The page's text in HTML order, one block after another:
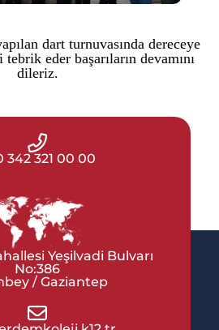
dart turnuvasında dereceye
eder başarıların devamını
dileriz.
342 321 00 00
Yeşilvadi Bulvarı
No:386
/ Gaziantep